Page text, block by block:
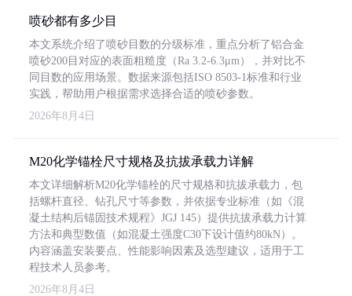
喷砂都有多少目
本文系统介绍了喷砂目数的分级标准，重点分析了铝合金
喷砂200目对应的表面粗糙度（Ra 3.2-6.3μm），并对比不
同目数的应用场景。数据来源包括ISO 8503-1标准和行业
实践，帮助用户根据需求选择合适的喷砂参数。
2026年8月4日
M20化学锚栓尺寸规格及抗拔承载力详解
本文详细解析M20化学锚栓的尺寸规格和抗拔承载力，包
括螺杆直径、钻孔尺寸等参数，并依据专业标准（如《混
凝土结构后锚固技术规程》JGJ 145）提供抗拔承载力计算
方法和典型数值（如混凝土强度C30下设计值约80kN）。
内容涵盖安装要点、性能影响因素及选型建议，适用于工
程技术人员参考。
2026年8月4日